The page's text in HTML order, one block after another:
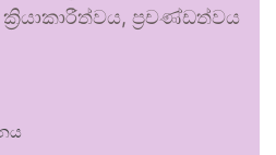
ප්‍රචණ්ඩත්වය